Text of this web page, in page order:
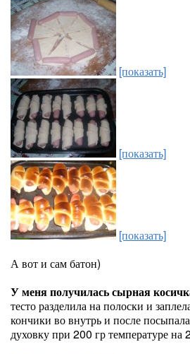
[показать]
[показать]
[показать]
А вот и сам батон)
У меня получилась сырная
тесто разделила на полоски и
кончики во внутрь и после
духовку при 200 гр температуре на